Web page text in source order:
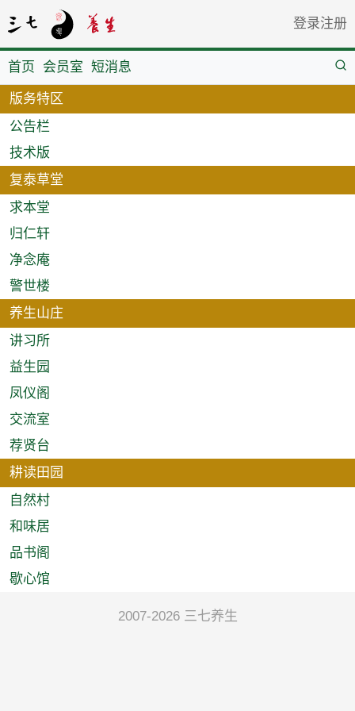
登录注册
首页 会员室 短消息
版务特区
公告栏
技术版
复泰草堂
求本堂
归仁轩
净念庵
警世楼
养生山庄
讲习所
益生园
凤仪阁
交流室
荐贤台
耕读田园
自然村
和味居
品书阁
歇心馆
2007-2026 三七养生